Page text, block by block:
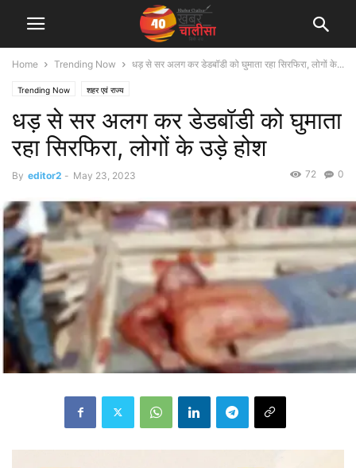
Home Trending Now धड़ से सर अलग कर डेडबॉडी को घुमाता रहा सिरफिरा, लोगों के...
Trending Now शहर एवं राज्य
धड़ से सर अलग कर डेडबॉडी को घुमाता
रहा सिरफिरा, लोगों के उड़े होश
By editor2 - May 23, 2023 0
72